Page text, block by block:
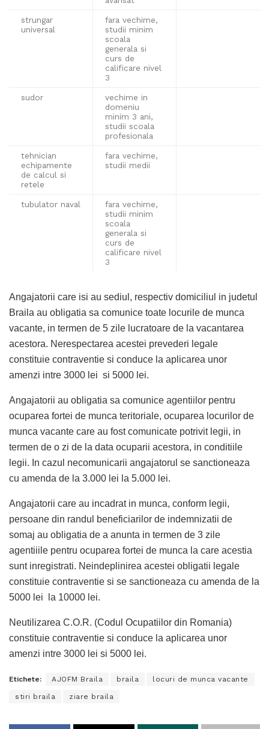
strungar
universal
fara vechime,
studii minim
scoala
generala si
curs de
calificare nivel
3
sudor
vechime in
domeniu
minim 3 ani,
studii scoala
profesionala
tehnician
echipamente
de calcul si
retele
fara vechime,
studii medii
tubulator naval
fara vechime,
studii minim
scoala
generala si
curs de
calificare nivel
3
Angajatorii care isi au sediul, respectiv domiciliul in judetul
Braila au obligatia sa comunice toate locurile de munca
vacante, in termen de 5 zile lucratoare de la vacantarea
acestora. Nerespectarea acestei prevederi legale
constituie contraventie si conduce la aplicarea unor
amenzi intre 3000 lei si 5000 lei.
Angajatorii au obligatia sa comunice agentiilor pentru
ocuparea fortei de munca teritoriale, ocuparea locurilor de
munca vacante care au fost comunicate potrivit legii, in
termen de o zi de la data ocuparii acestora, in conditiile
legii. In cazul necomunicarii angajatorul se sanctioneaza
cu amenda de la 3.000 lei la 5.000 lei.
Angajatorii care au incadrat in munca, conform legii,
persoane din randul beneficiarilor de indemnizatii de
somaj au obligatia de a anunta in termen de 3 zile
agentiiile pentru ocuparea fortei de munca la care acestia
sunt inregistrati. Neindeplinirea acestei obligatii legale
constituie contraventie si se sanctioneaza cu amenda de la
5000 lei la 10000 lei.
Neutilizarea C.O.R. (Codul Ocupatiilor din Romania)
constituie contraventie si conduce la aplicarea unor
amenzi intre 3000 lei si 5000 lei.
Etichete: AJOFM Braila braila locuri de munca vacante
stiri braila ziare braila